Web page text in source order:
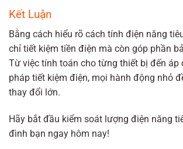
Kết Luận
Bằng cách hiểu rõ cách tính điện năng
chỉ tiết kiệm tiền điện mà còn góp phần
Từ việc tính toán cho từng thiết bị đến áp
pháp tiết kiệm điện, mọi hành động nhỏ
thay đổi lớn.
Hãy bắt đầu kiểm soát lượng điện năng
đình bạn ngay hôm nay!